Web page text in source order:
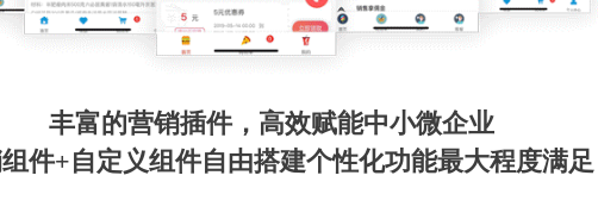
丰富的营销插件，高效赋能中小微企业
件+自定义组件自由搭建个性化功能最大程度满足